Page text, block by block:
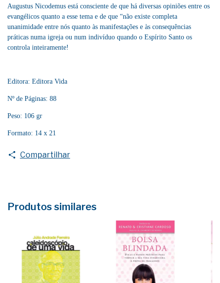
Augustus Nicodemus está consciente de que há diversas opiniões entre os
evangélicos quanto a esse tema e de que “não existe completa
unanimidade entre nós quanto às manifestações e às consequências
práticas numa igreja ou num indivíduo quando o Espírito Santo os
controla inteiramente!
Editora: Editora Vida
Nº de Páginas: 88
Peso: 106 gr
Formato: 14 x 21
Compartilhar
Produtos similares